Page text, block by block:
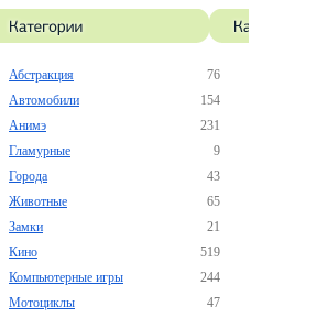
Абстракция
76
Автомобили
154
Анимэ
231
Гламурные
9
Города
43
Животные
65
Замки
21
Кино
519
Компьютерные игры
244
Мотоциклы
47